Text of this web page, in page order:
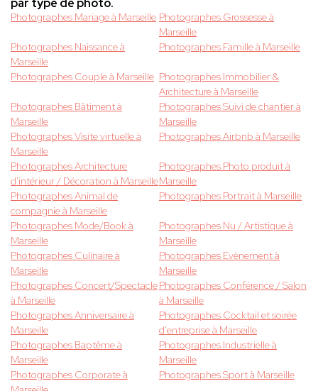
par type de photo.
Photographes Mariage à Marseille Photographes Grossesse à
Marseille
Photographes Naissance à
Marseille
Photographes Famille à Marseille
Photographes Couple à Marseille Photographes Immobilier &
Architecture à Marseille
Photographes Bâtiment à
Marseille
Photographes Suivi de chantier à
Marseille
Photographes Visite virtuelle à
Marseille
Photographes Airbnb à Marseille
Photographes Architecture
d'intérieur / Décoration à Marseille
Photographes Photo produit à
Marseille
Photographes Animal de
compagnie à Marseille
Photographes Portrait à Marseille
Photographes Mode/Book à
Marseille
Photographes Nu / Artistique à
Marseille
Photographes Culinaire à
Marseille
Photographes Evènement à
Marseille
Photographes Concert/Spectacle
à Marseille
Photographes Conférence / Salon
à Marseille
Photographes Anniversaire à
Marseille
Photographes Cocktail et soirée
d'entreprise à Marseille
Photographes Baptême à
Marseille
Photographes Industrielle à
Marseille
Photographes Corporate à
Photographes Sport à Marseille